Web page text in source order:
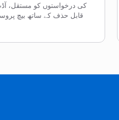
قابل حذف کے ساتھ بیچ